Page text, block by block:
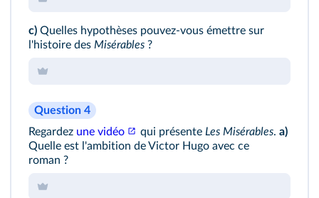
c) Quelles hypothèses pouvez-vous émettre sur
l'histoire des Misérables ?
Question 4
Regardez une vidéo qui présente Les Misérables. a)
Quelle est l'ambition de Victor Hugo avec ce
roman ?